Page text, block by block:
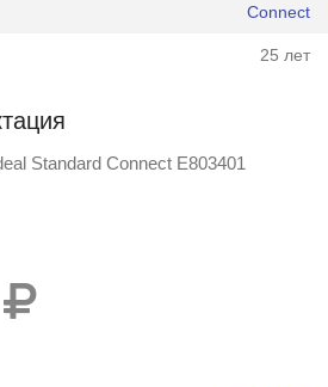
Connect
25 лет
Standard Connect E803401